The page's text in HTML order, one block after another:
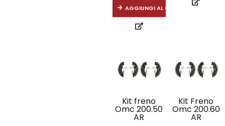
AGGIUNGI AL CARRELLO
Kit freno
Omc 200.50
AR
Kit Freno
Omc 200.60
AR